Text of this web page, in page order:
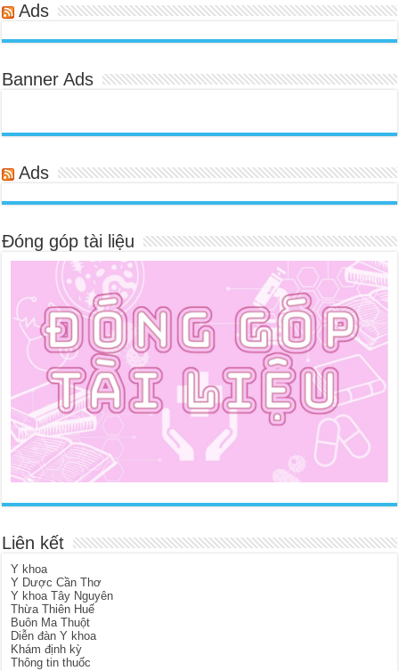
Ads
Banner Ads
Ads
Đóng góp tài liệu
Liên kết
Y khoa
Y Dược Cần Thơ
Y khoa Tây Nguyên
Thừa Thiên Huế
Buôn Ma Thuột
Diễn đàn Y khoa
Khám định kỳ
Thông tin thuốc